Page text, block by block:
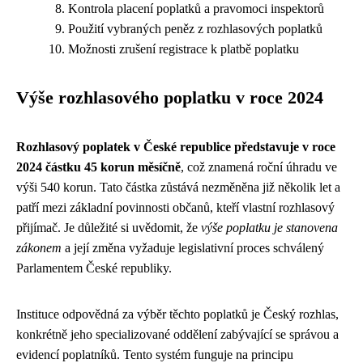
Kontrola placení poplatků a pravomoci inspektorů
Použití vybraných peněz z rozhlasových poplatků
Možnosti zrušení registrace k platbě poplatku
Výše rozhlasového poplatku v roce 2024
Rozhlasový poplatek v České republice představuje v roce
2024 částku 45 korun měsíčně, což znamená roční úhradu ve
výši 540 korun. Tato částka zůstává nezměněna již několik let a
patří mezi základní povinnosti občanů, kteří vlastní rozhlasový
přijímač. Je důležité si uvědomit, že výše poplatku je stanovena
zákonem a její změna vyžaduje legislativní proces schválený
Parlamentem České republiky.
Instituce odpovědná za výběr těchto poplatků je Český rozhlas,
konkrétně jeho specializované oddělení zabývající se správou a
evidencí poplatníků. Tento systém funguje na principu